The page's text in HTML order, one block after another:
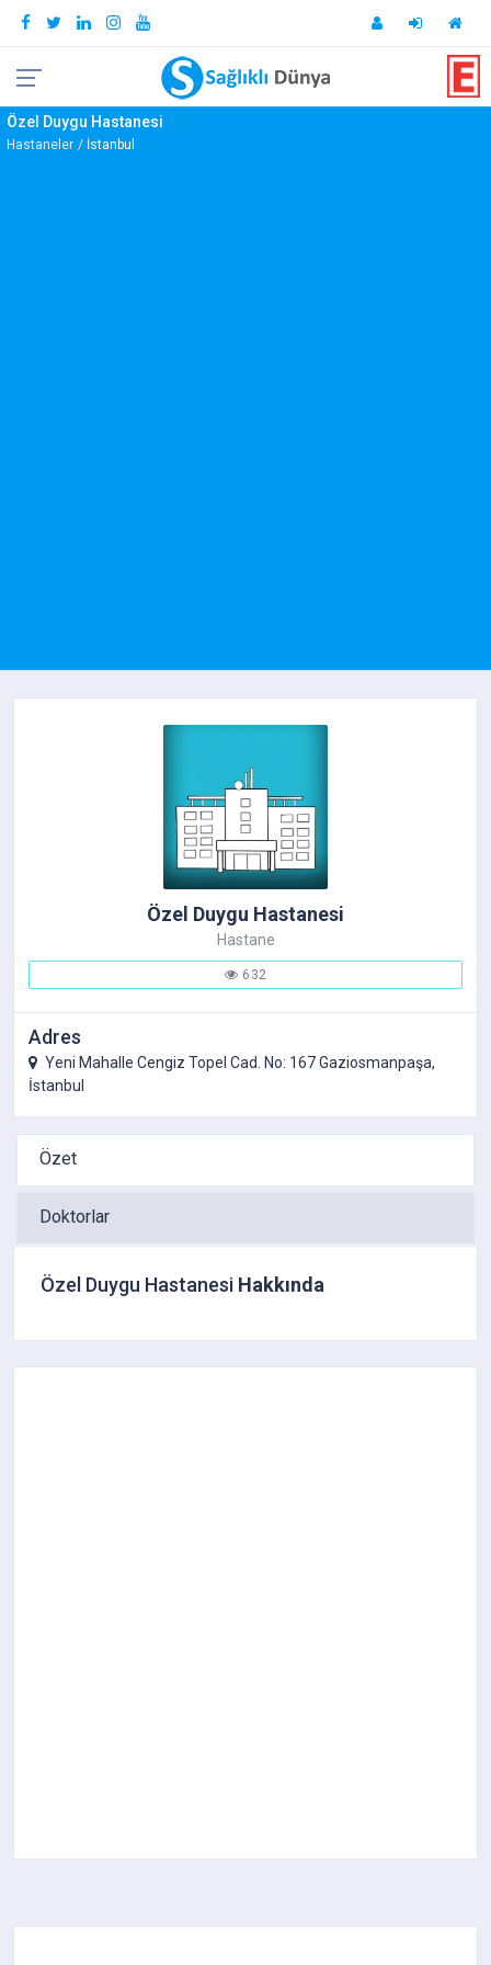
Özel Duygu Hastanesi
Hastaneler İstanbul
Özel Duygu Hastanesi
Hastane
632
Adres
Yeni Mahalle Cengiz Topel Cad. No: 167 Gaziosmanpaşa,
İstanbul
Özet
Doktorlar
Özel Duygu Hastanesi Hakkında